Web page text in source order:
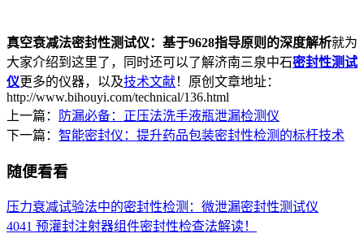
真空衰减法密封性测试仪：基于9628指导原则的深度解析就为
大家介绍到这里了，同时还可以了解济南三泉中石密封性测试
仪更多的仪器，以及技术文献！原创文章地址：
http://www.bihouyi.com/technical/136.html
上一篇：
防漏必备：正压法洗手液瓶泄漏检测仪
下一篇： 智能密封仪：提升药品包装密封性检测的标杆技术
随便看看
压力衰减试验法中的密封性检测：微泄漏密封性测试仪
4041 预灌封注射器组件密封性检查法解读！